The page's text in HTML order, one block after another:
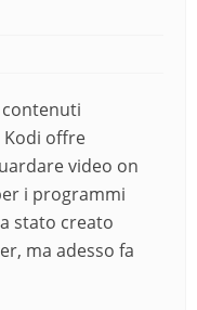
Kodi offre
video on
i programmi
stato creato
ma adesso fa